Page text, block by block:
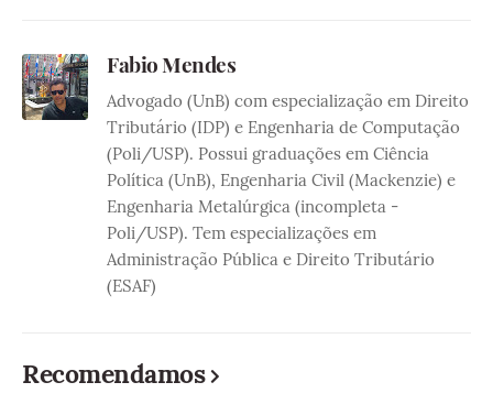
Fabio Mendes
Advogado (UnB) com especialização em Direito
Tributário (IDP) e Engenharia de Computação
(Poli/USP). Possui graduações em Ciência
Política (UnB), Engenharia Civil (Mackenzie) e
Engenharia Metalúrgica (incompleta -
Poli/USP). Tem especializações em
Administração Pública e Direito Tributário
(ESAF)
Recomendamos